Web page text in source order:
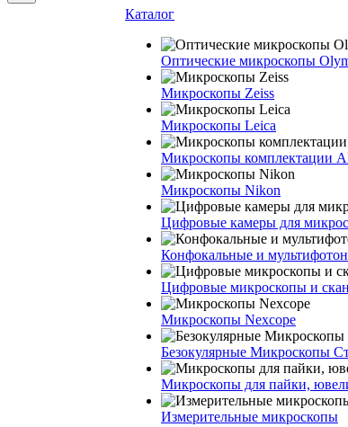
Каталог
Оптические микроскопы
Микроскопы Zeiss
Микроскопы Leica
Микроскопы комплектации
Микроскопы Nikon
Цифровые камеры для
Конфокальные и
Цифровые микроскопы и
Микроскопы Nexcope
Безокулярные Микроскопы
Микроскопы для пайки,
Измерительные микроскопы